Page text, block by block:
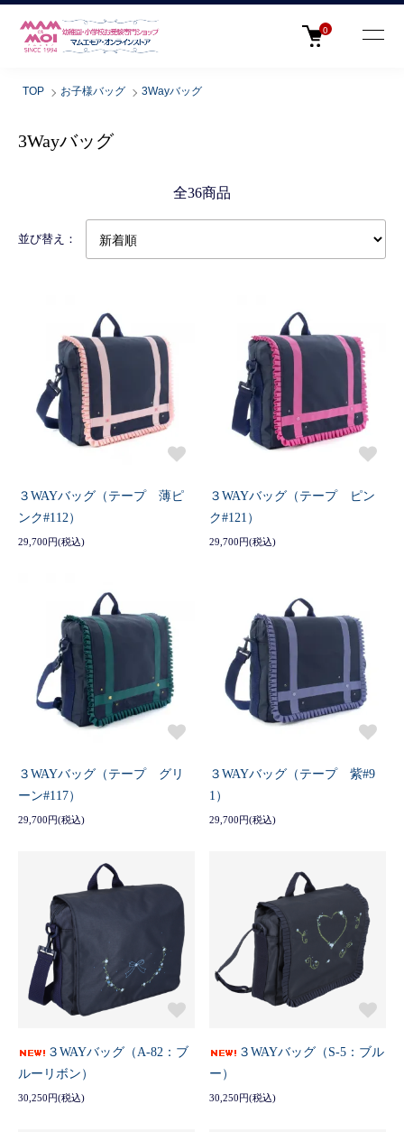
0
TOP お子様バッグ 3Wayバッグ
3Wayバッグ
全36商品
並び替え：
３WAYバッグ（テープ 薄ピ
ンク#112）
29,700円(税込)
３WAYバッグ（テープ ピン
ク#121）
29,700円(税込)
３WAYバッグ（テープ グリ
ーン#117）
29,700円(税込)
３WAYバッグ（テープ 紫#9
1）
29,700円(税込)
３WAYバッグ（A-82：ブ
ルーリボン）
30,250円(税込)
３WAYバッグ（S-5：ブル
ー）
30,250円(税込)